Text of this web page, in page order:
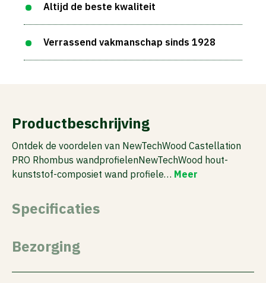
Altijd de beste kwaliteit
Verrassend vakmanschap sinds 1928
Productbeschrijving
Ontdek de voordelen van NewTechWood Castellation
PRO Rhombus wandprofielenNewTechWood hout-
kunststof-composiet wand profiele… Meer
Specificaties
Bezorging